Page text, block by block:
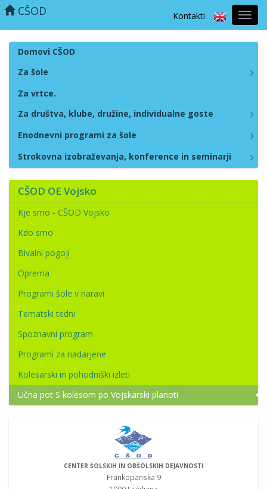
Kontakti
CŠOD
Domovi CŠOD
Za šole
Za vrtce.
Za društva, klube, družine, individualne goste
Enodnevni programi za šole
Strokovna izobraževanja, konference in seminarji
CŠOD OE Vojsko
Kje smo - CŠOD Vojsko
Kdo smo
Bivalni pogoji
Oprema
Programi šole v naravi
Tematski tedni
Spoznavni program
Programi za nadarjene
Kolesarski in pohodniški izleti
Učna pot S kolesom po Vojskarski planoti
CENTER ŠOLSKIH IN OBŠOLSKIH DEJAVNOSTI
Frankopanska 9